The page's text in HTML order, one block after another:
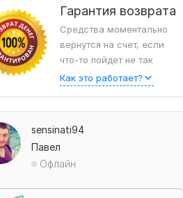
Гарантия возврата
Средства моментально
вернутся на счет, если
что-то пойдет не так
Как это работает?
sensinati94
Павел
Офлайн